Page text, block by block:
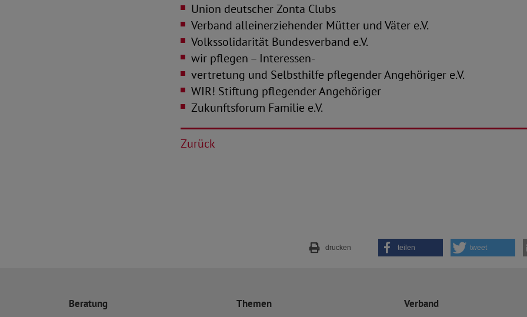
Union deutscher Zonta Clubs
Verband alleinerziehender Mütter und Väter e.V.
Volkssolidarität Bundesverband e.V.
wir pflegen – Interessen-
vertretung und Selbsthilfe pflegender Angehöriger e.V.
WIR! Stiftung pflegender Angehöriger
Zukunftsforum Familie e.V.
Zurück
drucken teilen tweet
Beratung
Themen
Verband